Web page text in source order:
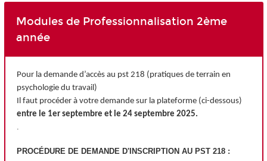
Modules de Professionnalisation 2ème
année
Pour la demande d’accès au pst 218 (pratiques de terrain en
psychologie du travail)
Il faut procéder à votre demande sur la plateforme (ci-dessous)
entre le 1er septembre et le 24 septembre 2025.
.
PROCÉDURE DE DEMANDE D'INSCRIPTION AU PST 218 :